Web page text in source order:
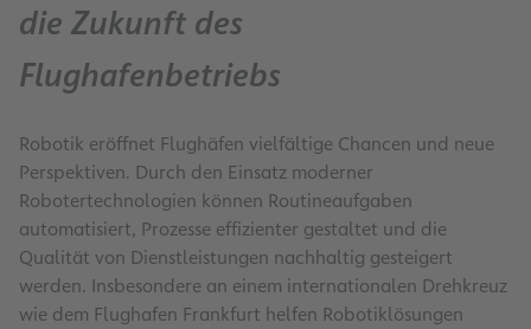
die Zukunft des
Flughafenbetriebs
Robotik eröffnet Flughäfen vielfältige Chancen und neue
Perspektiven. Durch den Einsatz moderner
Robotertechnologien können Routineaufgaben
automatisiert, Prozesse effizienter gestaltet und die
Qualität von Dienstleistungen nachhaltig gesteigert
werden. Insbesondere an einem internationalen Drehkreuz
wie dem Flughafen Frankfurt helfen Robotiklösungen